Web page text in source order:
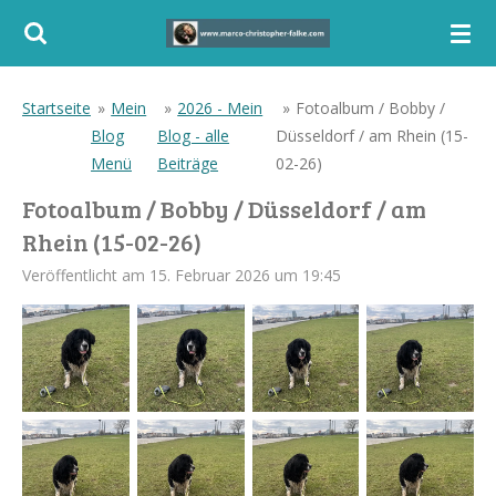
Zum
Startseite » Mein
Blog
Menü
» 2026 - Mein
Blog - alle
Beiträge
» Fotoalbum / Bobby /
Düsseldorf / am Rhein (15-
02-26)
Fotoalbum / Bobby / Düsseldorf / am
Rhein (15-02-26)
Veröffentlicht am 15. Februar 2026 um 19:45